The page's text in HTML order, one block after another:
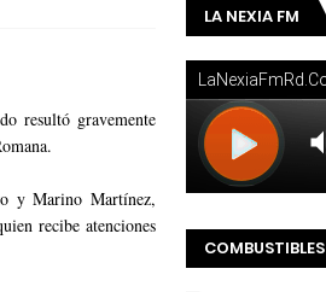
resultó gravemente
y Marino Martínez,
recibe atenciones
LA NEXIA FM
COMBUSTIBLES